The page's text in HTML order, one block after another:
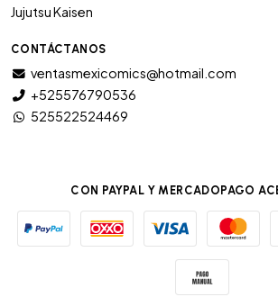
Jujutsu Kaisen
CONTÁCTANOS
ventasmexicomics@hotmail.com
+525576790536
525522524469
CON PAYPAL Y MERCADOPAGO